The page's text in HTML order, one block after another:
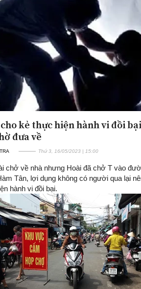
kẻ thực hiện hành vi đồi
đưa về
Thứ 3, 16/05/2023 | 15:00
chở về nhà nhưng Hoài đã chở T vào
Tân, lợi dụng không có người qua lại
hành vi đồi bại.